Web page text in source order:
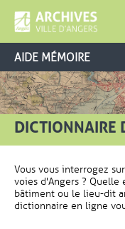
AIDE MÉMOIRE
DICTIONNAIRE
Vous vous interrogez
voies d'Angers ?
bâtiment ou le lieu-dit
dictionnaire en ligne